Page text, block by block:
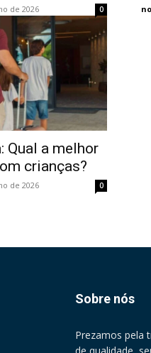
de 2026 0
Qual a melhor
crianças?
de 2026 0
Sobre nós
Prezamos pela